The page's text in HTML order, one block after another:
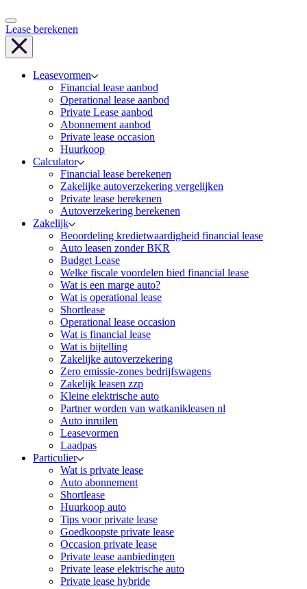
Lease berekenen
Leasevormen
Financial lease aanbod
Operational lease aanbod
Private Lease aanbod
Abonnement aanbod
Private lease occasion
Huurkoop
Calculator
Financial lease berekenen
Zakelijke autoverzekering vergelijken
Private lease berekenen
Autoverzekering berekenen
Zakelijk
Beoordeling kredietwaardigheid financial lease
Auto leasen zonder BKR
Budget Lease
Welke fiscale voordelen bied financial lease
Wat is een marge auto?
Wat is operational lease
Shortlease
Operational lease occasion
Wat is financial lease
Wat is bijtelling
Zakelijke autoverzekering
Zero emissie-zones bedrijfswagens
Zakelijk leasen zzp
Kleine elektrische auto
Partner worden van watkanikleasen nl
Auto inruilen
Leasevormen
Laadpas
Particulier
Wat is private lease
Auto abonnement
Shortlease
Huurkoop auto
Tips voor private lease
Goedkoopste private lease
Occasion private lease
Private lease aanbiedingen
Private lease elektrische auto
Private lease hybride